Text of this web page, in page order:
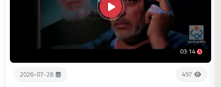
03:14
497
2026-07-28